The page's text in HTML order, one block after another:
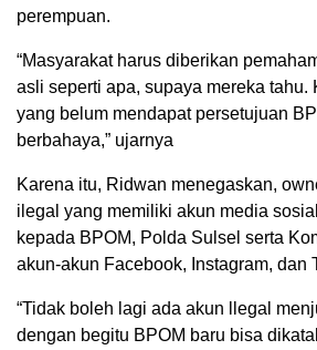
perempuan.
“Masyarakat harus diberikan
asli seperti apa, supaya mereka tahu.
yang belum mendapat persetujuan
berbahaya,” ujarnya
Karena itu, Ridwan menegaskan,
ilegal yang memiliki akun media
kepada BPOM, Polda Sulsel serta
akun-akun Facebook, Instagram, dan
“Tidak boleh lagi ada akun llegal
dengan begitu BPOM baru bisa